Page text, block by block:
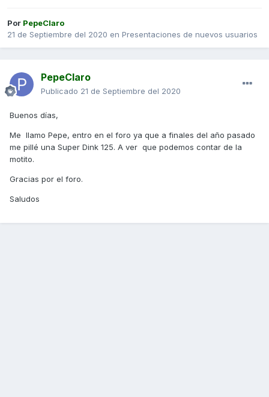
Por PepeClaro
21 de Septiembre del 2020 en Presentaciones de nuevos usuarios
PepeClaro
Publicado 21 de Septiembre del 2020
Buenos días,
Me llamo Pepe, entro en el foro ya que a finales del año pasado
me pillé una Super Dink 125. A ver que podemos contar de la
motito.
Gracias por el foro.
Saludos